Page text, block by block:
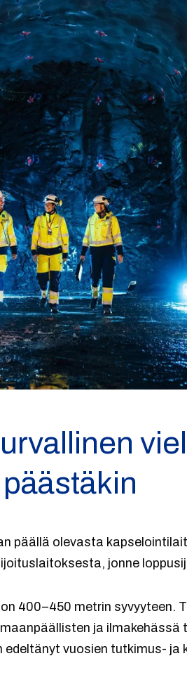
päällä olevasta
jonne
400–450 metrin syvyyteen.
ja ilmakehässä
vuosien tutkimus- ja